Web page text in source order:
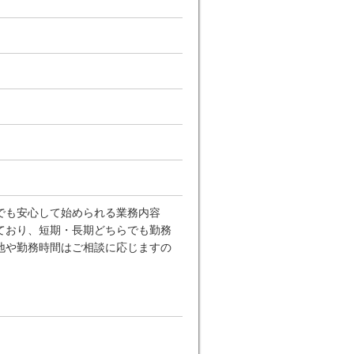
安心して始められる業務内容
り、短期・長期どちらでも勤務
勤務時間はご相談に応じますの